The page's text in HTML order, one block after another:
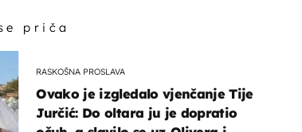
priča
RASKOŠNA PROSLAVA
Ovako je izgledalo vjenčanje Tije
Jurčić: Do oltara ju je dopratio